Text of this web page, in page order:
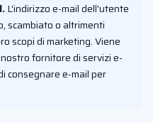
L'indirizzo e-mail dell'utente
scambiato o altrimenti
scopi di marketing. Viene
fornitore di servizi e-
consegnare e-mail per